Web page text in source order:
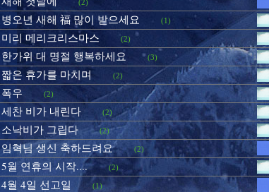
(2)
병오년 새해 福 많이 받으세요 (1)
미리 메리크리스마스 (2)
한가위 대 명절 행복하세요 (3)
짧은 휴가를 마치며 (2)
폭우 (2)
세찬 비가 내린다 (2)
소낙비가 그립다 (2)
임혁님 생신 축하드려요 (2)
5월 연휴의 시작.... (2)
4월 4일 선고일 (1)